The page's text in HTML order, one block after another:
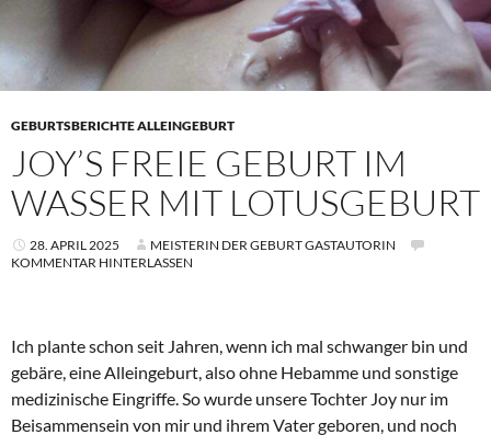
GEBURTSBERICHTE ALLEINGEBURT
JOY’S FREIE GEBURT IM
WASSER MIT LOTUSGEBURT
28. APRIL 2025
MEISTERIN DER GEBURT GASTAUTORIN
KOMMENTAR HINTERLASSEN
Ich plante schon seit Jahren, wenn ich mal schwanger bin und
gebäre, eine Alleingeburt, also ohne Hebamme und sonstige
medizinische Eingriffe. So wurde unsere Tochter Joy nur im
Beisammensein von mir und ihrem Vater geboren, und noch